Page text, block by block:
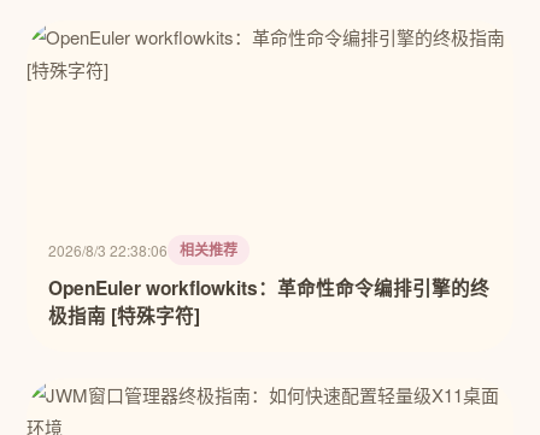
2026/8/3 22:38:06 相关推荐
OpenEuler workflowkits：革命性命令编排引擎的终
极指南 [特殊字符]